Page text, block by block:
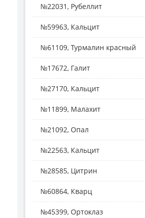
№22031, Рубеллит
№59963, Кальцит
№61109, Турмалин красный
№17672, Галит
№27170, Кальцит
№11899, Малахит
№21092, Опал
№22563, Кальцит
№28585, Цитрин
№60864, Кварц
№45399, Ортоклаз